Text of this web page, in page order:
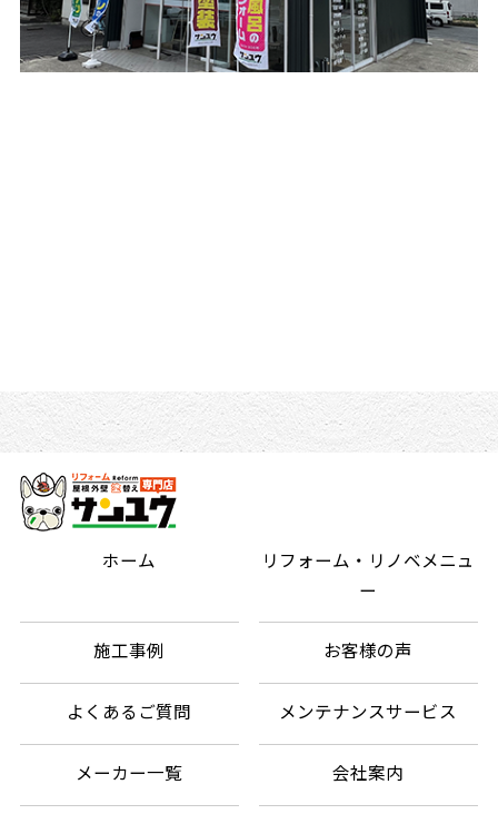
ホーム
リフォーム・リノベメニュ
ー
施工事例 お客様の声
よくあるご質問 メンテナンスサービス
メーカー一覧 会社案内